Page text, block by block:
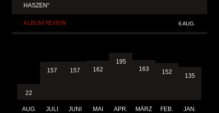
HASZEN“
ALBUM REVIEW 6 AUG.
22
AUG.
157
JULI
157
JUNI
162
MAI
195
APR.
163
MÄRZ
152
FEB.
135
JAN.